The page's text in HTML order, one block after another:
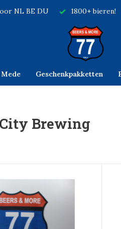
NL BE DU 1800+ bieren!
Mede Geschenkpakketten
Brewing